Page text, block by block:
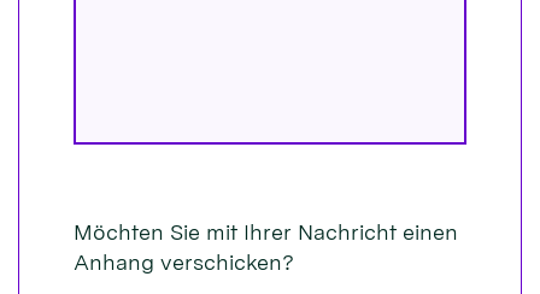
Möchten Sie mit Ihrer Nachricht einen
Anhang verschicken?